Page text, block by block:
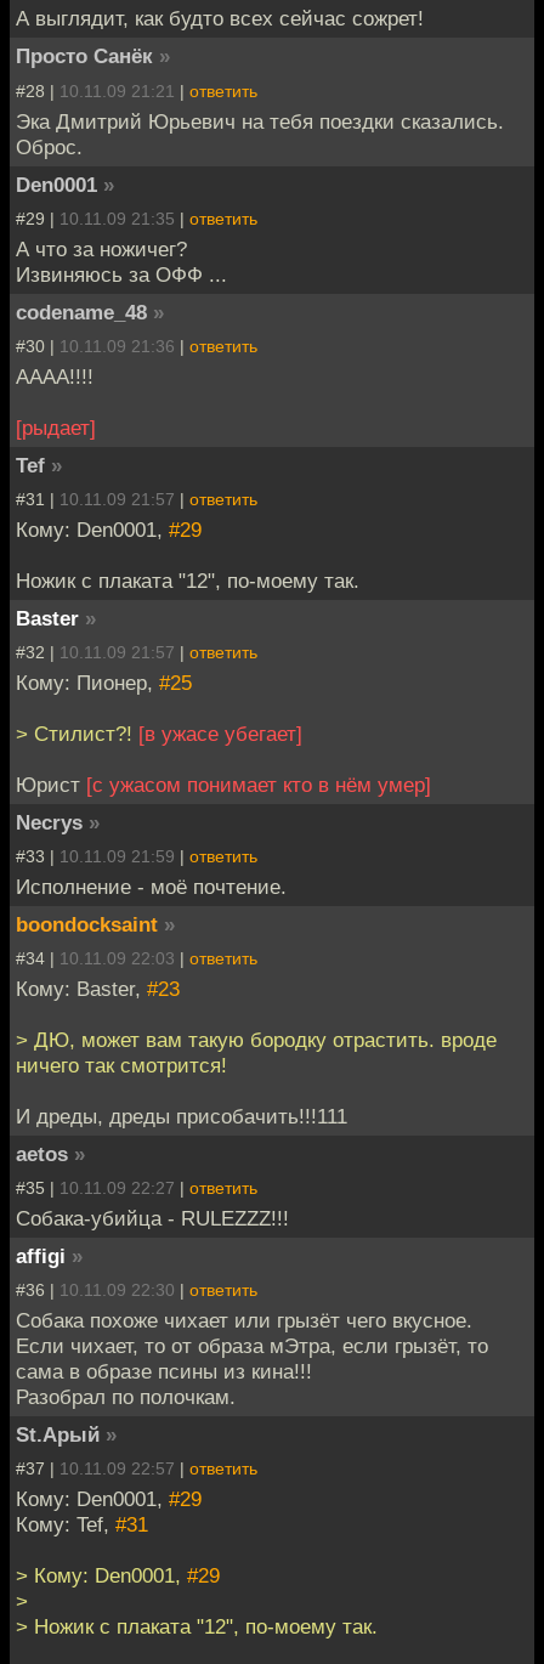
А выглядит, как будто всех сейчас сожрет!
Просто Санёк »
#28 | 10.11.09 21:21 | ответить
Эка Дмитрий Юрьевич на тебя поездки сказались.
Оброс.
Den0001 »
#29 | 10.11.09 21:35 | ответить
А что за ножичег?
Извиняюсь за ОФФ ...
codename_48 »
#30 | 10.11.09 21:36 | ответить
АААА!!!!
[рыдает]
Tef »
#31 | 10.11.09 21:57 | ответить
Кому: Den0001, #29
Ножик с плаката "12", по-моему так.
Baster »
#32 | 10.11.09 21:57 | ответить
Кому: Пионер, #25
> Стилист?! [в ужасе убегает]
Юрист [с ужасом понимает кто в нём умер]
Necrys »
#33 | 10.11.09 21:59 | ответить
Исполнение - моё почтение.
boondocksaint »
#34 | 10.11.09 22:03 | ответить
Кому: Baster, #23
> ДЮ, может вам такую бородку отрастить. вроде
ничего так смотрится!
И дреды, дреды присобачить!!!111
aetos »
#35 | 10.11.09 22:27 | ответить
Cобака-убийца - RULEZZZ!!!
affigi »
#36 | 10.11.09 22:30 | ответить
Собака похоже чихает или грызёт чего вкусное.
Если чихает, то от образа мЭтра, если грызёт, то
сама в образе псины из кина!!!
Разобрал по полочкам.
St.Арый »
#37 | 10.11.09 22:57 | ответить
Кому: Den0001, #29
Кому: Tef, #31
> Кому: Den0001, #29
>
> Ножик с плаката "12", по-моему так.